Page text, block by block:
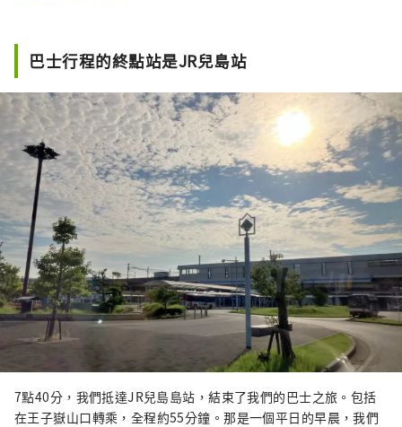
巴士行程的終點站是JR兒島站
7點40分，我們抵達JR兒島島站，結束了我們的巴士之旅。包括
在王子嶽山口轉乘，全程約55分鐘。那是一個平日的早晨，我們